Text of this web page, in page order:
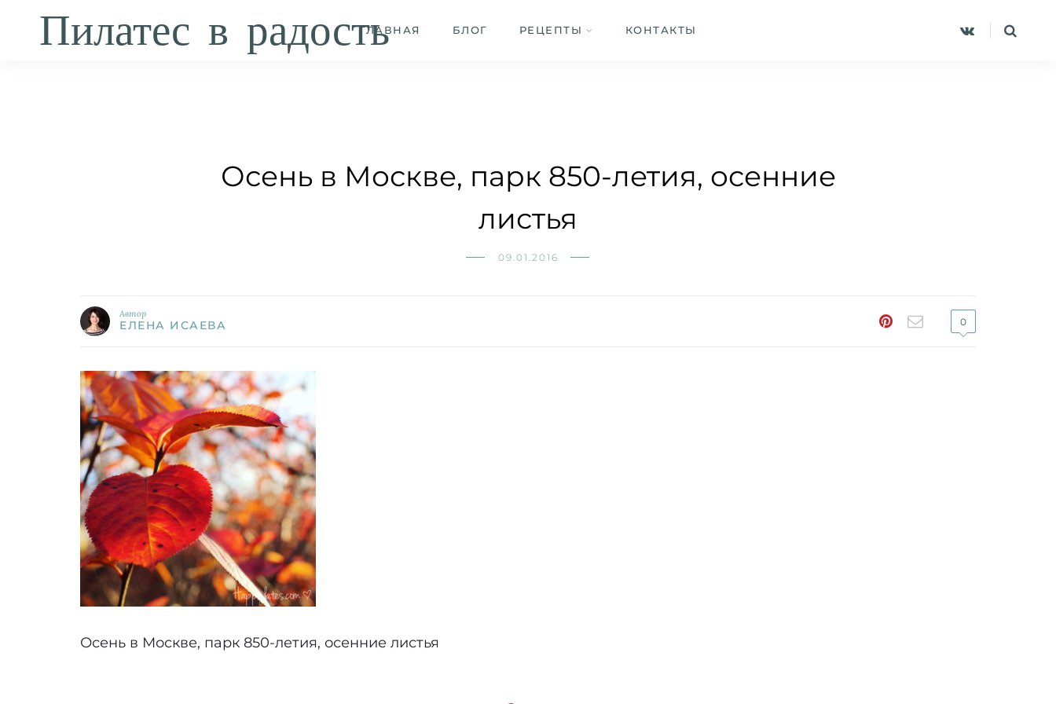
Пилатес в радостьГЛАВНАЯ БЛОГ РЕЦЕПТЫ КОНТАКТЫ
Осень в Москве, парк 850-летия, осенние
листья
09.01.2016
Автор
ЕЛЕНА ИСАЕВА 0
Осень в Москве, парк 850-летия, осенние листья